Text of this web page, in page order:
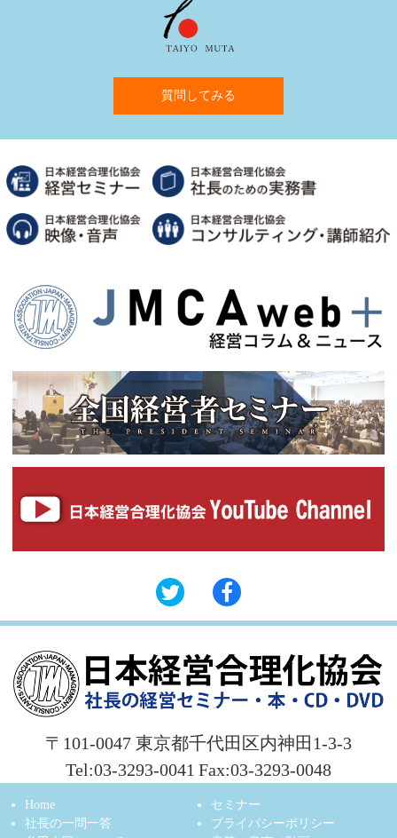
質問してみる
〒101-0047 東京都千代田区内神田1-3-3
Tel:03-3293-0041 Fax:03-3293-0048
Home
セミナー
社長の一問一答
プライバシーポリシー